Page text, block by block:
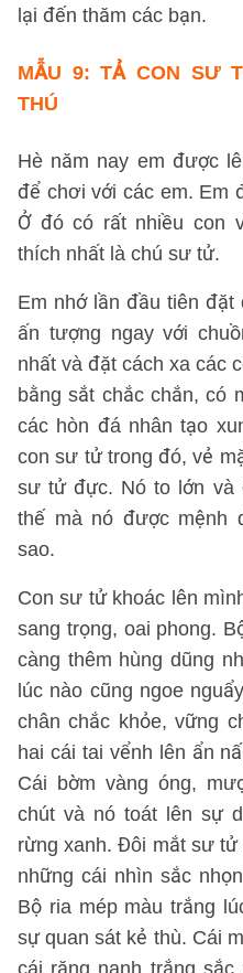
lại đến thăm các bạn.
MẪU 9:TẢ CON SƯ
THÚ
Hè năm nay em được
để chơi với các em. Em
Ở đó có rất nhiều con
thích nhất là chú sư tử.
Em nhớ lần đầu tiên
ấn tượng ngay với
nhất và đặt cách xa các
bằng sắt chắc chắn, có
các hòn đá nhân tạo
con sư tử trong đó, vẻ
sư tử đực. Nó to lớn và
thế mà nó được mệnh
sao.
Con sư tử khoác lên
sang trọng, oai phong.
càng thêm hùng dũng
lúc nào cũng ngoe
chân chắc khỏe, vững
hai cái tai vểnh lên ẩn
Cái bờm vàng óng,
chút và nó toát lên sự
rừng xanh. Đôi mắt sư tử
những cái nhìn sắc
Bộ ria mép màu trắng
sự quan sát kẻ thù. Cái
cái răng nanh trắng